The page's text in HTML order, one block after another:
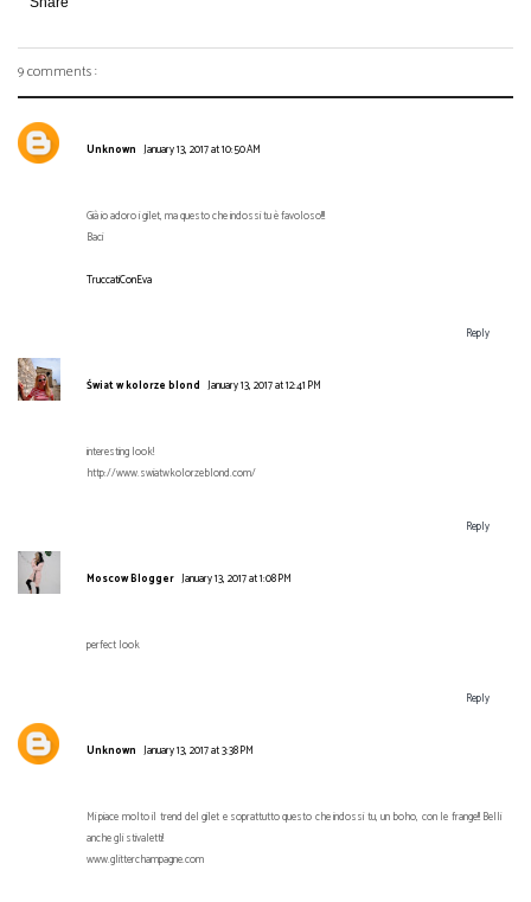
9 comments :
Unknown January 13, 2017 at 10:50 AM
Già io adoro i gilet, ma questo che indossi tu è favoloso!!!
Baci
TruccatiConEva
Reply
Świat w kolorze blond January 13, 2017 at 12:41 PM
interesting look!
http://www.swiatwkolorzeblond.com/
Reply
Moscow Blogger January 13, 2017 at 1:08 PM
perfect look
Reply
Unknown January 13, 2017 at 3:38 PM
Mi piace molto il trend del gilet e soprattutto questo che indossi tu, un boho, con le frange!! Belli
anche gli stivaletti!
www.glitterchampagne.com